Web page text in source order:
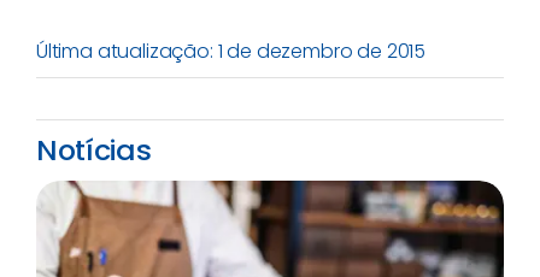
Última atualização: 1 de dezembro de 2015
Notícias